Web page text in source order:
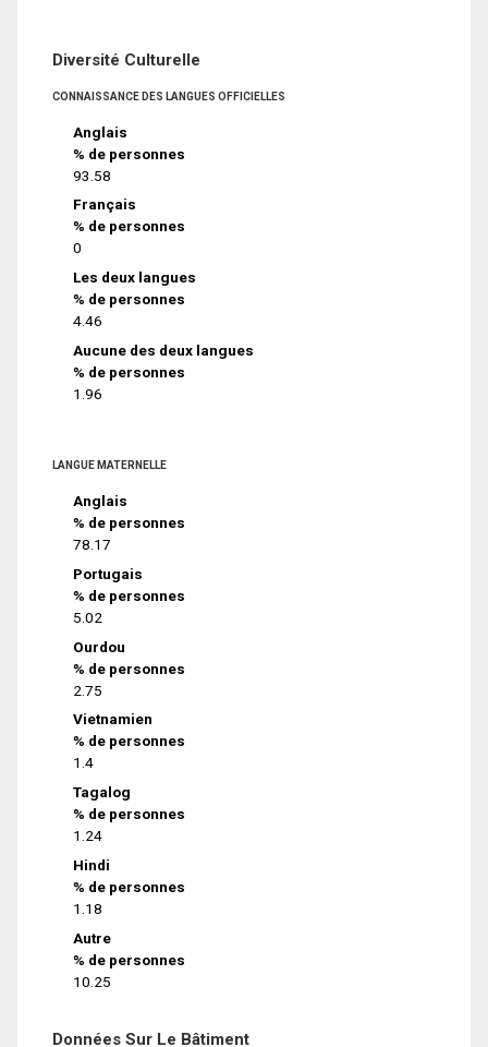
Diversité Culturelle
CONNAISSANCE DES LANGUES OFFICIELLES
Anglais
% de personnes
93.58
Français
% de personnes
0
Les deux langues
% de personnes
4.46
Aucune des deux langues
% de personnes
1.96
LANGUE MATERNELLE
Anglais
% de personnes
78.17
Portugais
% de personnes
5.02
Ourdou
% de personnes
2.75
Vietnamien
% de personnes
1.4
Tagalog
% de personnes
1.24
Hindi
% de personnes
1.18
Autre
% de personnes
10.25
Données Sur Le Bâtiment